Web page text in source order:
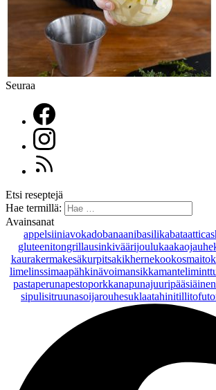
Seuraa
Etsi reseptejä
Hae termillä:
Avainsanat
appelsiiniavokadobanaanibasilikabataatti
gluteenitongrillausinkiväärijoulukaakaojauhe
kaurakermakesäkurpitsakikhernekookosmaito
limelinssimaapähkinävoimansikkamanteli
pastaperunapestoporkkanapunajuuripääsiäinen
sipulisitruunasoijarouhesuklaatahinitillitofu